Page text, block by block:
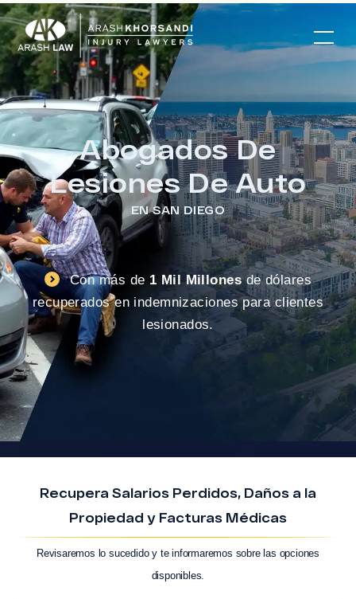
Abogados De
Lesiones De Auto
EN SAN DIEGO
Con más de 1 Mil Millonesde dólares
recuperados en indemnizaciones para clientes
lesionados.
Recupera Salarios Perdidos, Daños a la
Propiedad y Facturas Médicas
Revisaremos lo sucedido y te informaremos sobre las opciones
disponibles.